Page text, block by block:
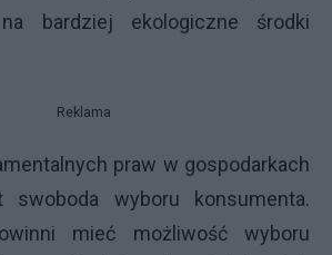
bardziej ekologiczne środki
Reklama
praw w gospodarkach
swoboda wyboru konsumenta.
mieć możliwość wyboru